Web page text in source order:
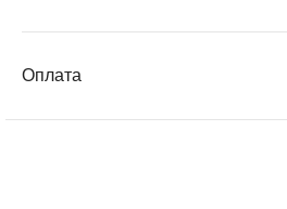
Оплата